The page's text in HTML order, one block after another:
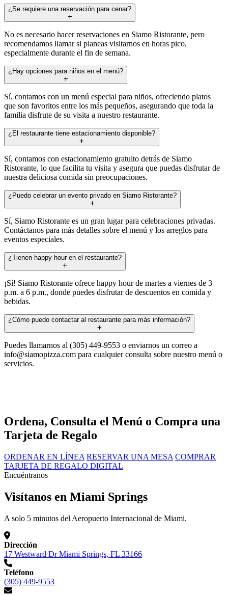
¿Se requiere una reservación para cenar?
No es necesario hacer reservaciones en Siamo Ristorante, pero
recomendamos llamar si planeas visitarnos en horas pico,
especialmente durante el fin de semana.
¿Hay opciones para niños en el menú?
Sí, contamos con un menú especial para niños, ofreciendo platos
que son favoritos entre los más pequeños, asegurando que toda la
familia disfrute de su visita a nuestro restaurante.
¿El restaurante tiene estacionamiento disponible?
Sí, contamos con estacionamiento gratuito detrás de Siamo
Ristorante, lo que facilita tu visita y asegura que puedas disfrutar de
nuestra deliciosa comida sin preocupaciones.
¿Puedo celebrar un evento privado en Siamo Ristorante?
Sí, Siamo Ristorante es un gran lugar para celebraciones privadas.
Contáctanos para más detalles sobre el menú y los arreglos para
eventos especiales.
¿Tienen happy hour en el restaurante?
¡Sí! Siamo Ristorante ofrece happy hour de martes a viernes de 3
p.m. a 6 p.m., donde puedes disfrutar de descuentos en comida y
bebidas.
¿Cómo puedo contactar al restaurante para más información?
Puedes llamarnos al (305) 449-9553 o enviarnos un correo a
info@siamopizza.com para cualquier consulta sobre nuestro menú o
servicios.
Ordena, Consulta el Menú o Compra una
Tarjeta de Regalo
ORDENAR EN LÍNEA RESERVAR UNA MESA COMPRAR
TARJETA DE REGALO DIGITAL
Encuéntranos
Visítanos en Miami Springs
A solo 5 minutos del Aeropuerto Internacional de Miami.
Dirección
17 Westward Dr Miami Springs, FL 33166
Teléfono
(305) 449-9553